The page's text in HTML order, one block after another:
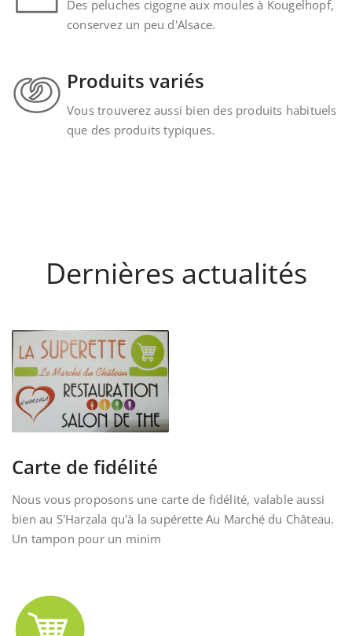
Des peluches cigogne aux moules à Kougelhopf,
conservez un peu d'Alsace.
Produits variés
Vous trouverez aussi bien des produits habituels
que des produits typiques.
Dernières actualités
Carte de fidélité
Nous vous proposons une carte de fidélité, valable aussi
bien au S'Harzala qu'à la supérette Au Marché du Château.
Un tampon pour un minim